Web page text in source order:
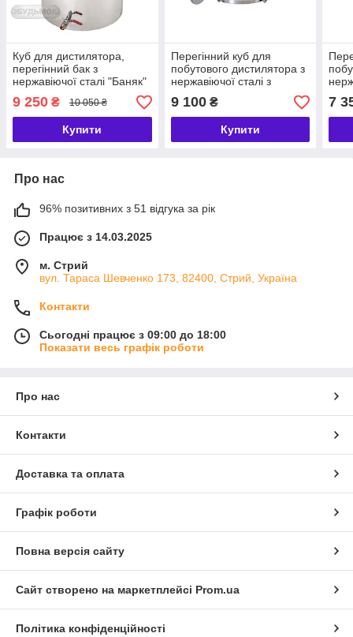
Куб для дистилятора,
перегінний бак з
нержавіючої сталі "Баняк"
100л. горловина 250 мм.
кламп 1,5″/2″ ТМ Будьмо
9 250 ₴ 10 050 ₴
Купити
Перегінний куб для
побутового дистилятора з
нержавіючої сталі з
Будьмо
9 100₴
Купити
7
Про нас
96% позитивних з 51 відгука за рік
Працює з 14.03.2025
м. Стрий
вул. Тараса Шевченко 173, 82400, Стрий, Україна
Контакти
Сьогодні працює з 09:00 до 18:00
Показати весь графік роботи
Про нас
Контакти
Доставка та оплата
Графік роботи
Повна версія сайту
Сайт створено на маркетплейсі Prom.ua
Політика конфіденційності